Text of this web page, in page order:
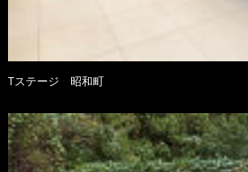
Tステージ 昭和町